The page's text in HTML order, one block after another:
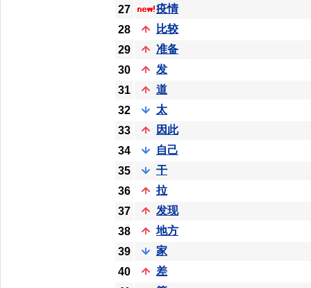
27
疫情
28
比较
29
准备
30
发
31
道
32
太
33
因此
34
自己
35
干
36
拉
37
发现
38
地方
39
家
40
差